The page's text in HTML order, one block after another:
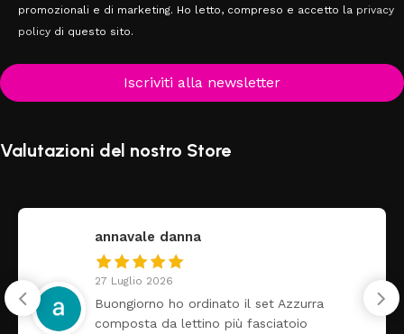
promozionali e di marketing. Ho letto, compreso e accetto la privacy
policy di questo sito.
Iscriviti alla newsletter
Valutazioni del nostro Store
federica
24 Luglio 2026
Tutti perfetto! Ho ordinato un lettino che é
arrivato ben imballato dopo pochi giorni.